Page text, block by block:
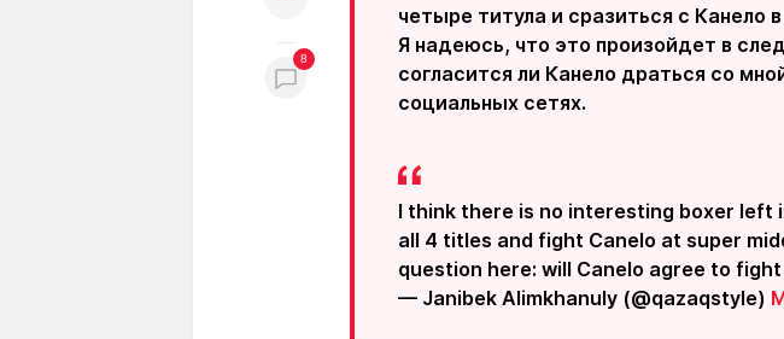
8
четыре титула и сразиться с Канело
Я надеюсь, что это произойдет в
согласится ли Канело драться со
социальных сетях.
I think there is no interesting boxer left
all 4 titles and fight Canelo at super
question here: will Canelo agree to fight
— Janibek Alimkhanuly (@qazaqstyle)